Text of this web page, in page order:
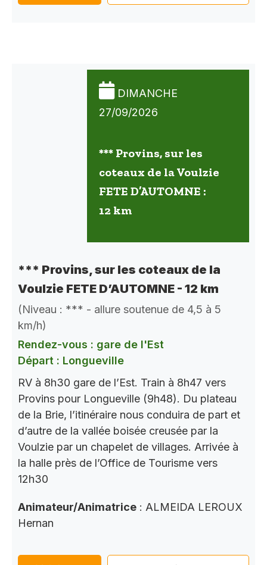
DIMANCHE
27/09/2026
*** Provins, sur les
coteaux de la Voulzie
FETE D’AUTOMNE :
12 km
*** Provins, sur les coteaux de la
Voulzie FETE D’AUTOMNE - 12 km
(Niveau : *** - allure soutenue de 4,5 à 5
km/h)
Rendez-vous : gare de l'Est
Départ : Longueville
RV à 8h30 gare de l’Est. Train à 8h47 vers
Provins pour Longueville (9h48). Du plateau
de la Brie, l’itinéraire nous conduira de part et
d’autre de la vallée boisée creusée par la
Voulzie par un chapelet de villages. Arrivée à
la halle près de l’Office de Tourisme vers
12h30
Animateur/Animatrice : ALMEIDA LEROUX
Hernan